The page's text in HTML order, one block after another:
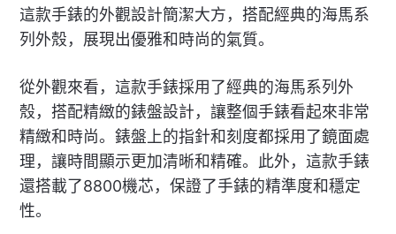
這款手錶的外觀設計簡潔大方，搭配經典的海馬系
列外殼，展現出優雅和時尚的氣質。
從外觀來看，這款手錶採用了經典的海馬系列外
殼，搭配精緻的錶盤設計，讓整個手錶看起來非常
精緻和時尚。錶盤上的指針和刻度都採用了鏡面處
理，讓時間顯示更加清晰和精確。此外，這款手錶
還搭載了8800機芯，保證了手錶的精準度和穩定
性。